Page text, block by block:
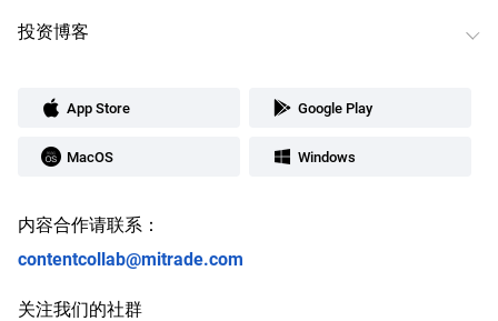
投资博客
App Store Google Play
MacOS Windows
内容合作请联系：
contentcollab@mitrade.com
关注我们的社群